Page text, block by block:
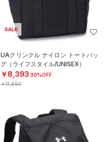
SALE
UAクリンクル ナイロン トートバッ
グ（ライフスタイル/UNISEX）
￥8,393 30%OFF
￥11,990